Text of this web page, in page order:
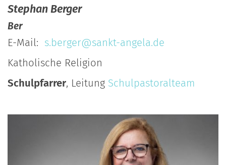
StephanBerger
Ber
E-Mail: s.berger@sankt-angela.de
Katholische Religion
Schulpfarrer, Leitung Schulpastoralteam